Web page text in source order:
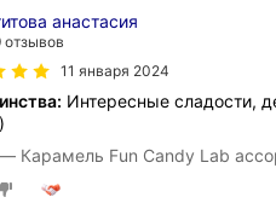
анастасия
отзывов
11 января 2024
Интересные сладости,
Карамель Fun Candy Lab